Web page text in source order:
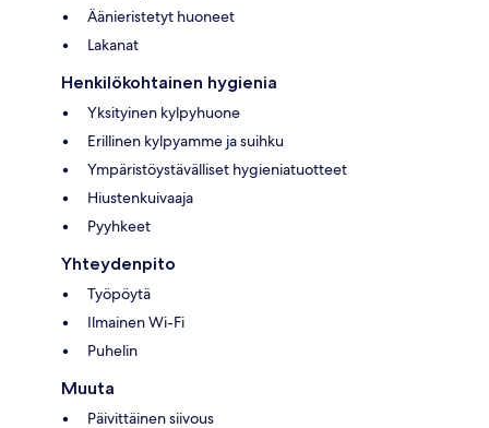
Äänieristetyt huoneet
Lakanat
Henkilökohtainen hygienia
Yksityinen kylpyhuone
Erillinen kylpyamme ja suihku
Ympäristöystävälliset hygieniatuotteet
Hiustenkuivaaja
Pyyhkeet
Yhteydenpito
Työpöytä
Ilmainen Wi-Fi
Puhelin
Muuta
Päivittäinen siivous